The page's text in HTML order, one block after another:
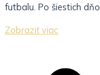
futbalu. Po šiestich
Zobraziť viac